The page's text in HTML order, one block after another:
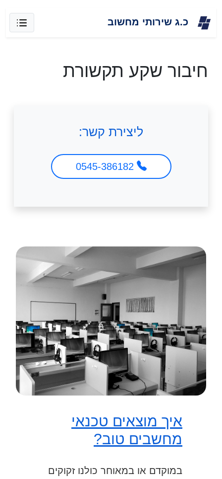
כ.ג שירותי מחשוב
חיבור שקע תקשורת
ליצירת קשר:
איך מוצאים טכנאי
מחשבים טוב?
במוקדם או במאוחר כולנו זקוקים